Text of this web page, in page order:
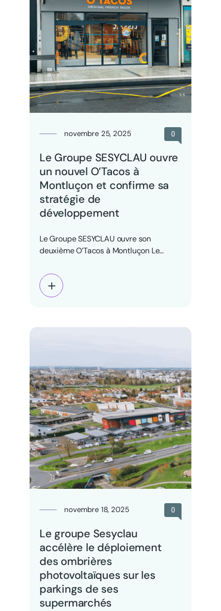
novembre 25, 2025 0
Le Groupe SESYCLAU ouvre
un nouvel O’Tacos à
Montluçon et confirme sa
stratégie de
développement
Le Groupe SESYCLAU ouvre son
deuxième O’Tacos à Montluçon Le
présence dans…
novembre 18, 2025 0
Le groupe Sesyclau
accélère le déploiement
des ombrières
photovoltaïques sur les
parkings de ses
supermarchés